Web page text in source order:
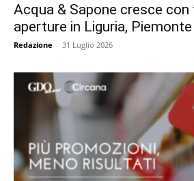
Acqua & Sapone cresce con
aperture in Liguria,
Redazione - 31 Luglio 2026